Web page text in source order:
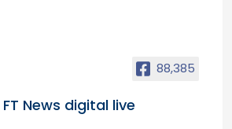
88,385
FT News digital live